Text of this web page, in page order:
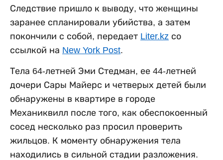
Следствие пришло к выводу, что женщины
заранее спланировали убийства, а затем
покончили с собой, передает Liter.kz со
ссылкой на New York Post.
Тела 64-летней Эми Стедман, ее 44-летней
дочери Сары Майерс и четверых детей были
обнаружены в квартире в городе
Механиквилл после того, как обеспокоенный
сосед несколько раз просил проверить
жильцов. К моменту обнаружения тела
находились в сильной стадии разложения.